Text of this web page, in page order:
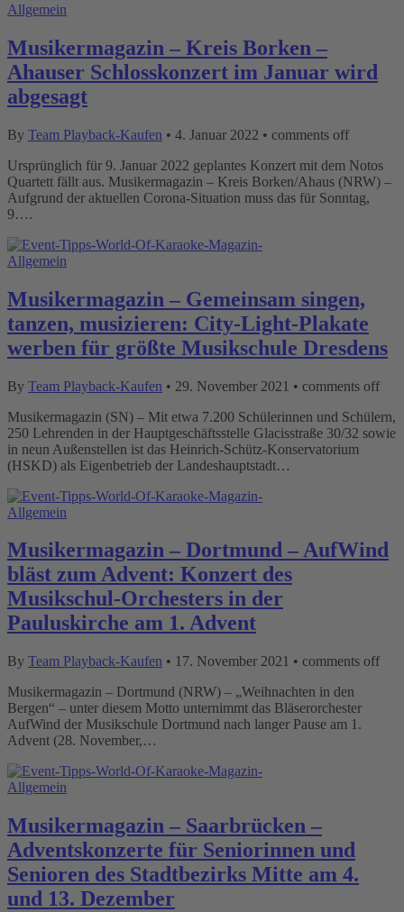
Allgemein
Musikermagazin – Kreis Borken –
Ahauser Schlosskonzert im Januar wird
abgesagt
By Team Playback-Kaufen • 4. Januar 2022 • comments off
Ursprünglich für 9. Januar 2022 geplantes Konzert mit dem Notos
Quartett fällt aus. Musikermagazin – Kreis Borken/Ahaus (NRW) –
Aufgrund der aktuellen Corona-Situation muss das für Sonntag,
9….
Allgemein
Musikermagazin – Gemeinsam singen,
tanzen, musizieren: City-Light-Plakate
werben für größte Musikschule Dresdens
By Team Playback-Kaufen • 29. November 2021 • comments off
Musikermagazin (SN) – Mit etwa 7.200 Schülerinnen und Schülern,
250 Lehrenden in der Hauptgeschäftsstelle Glacisstraße 30/32 sowie
in neun Außenstellen ist das Heinrich-Schütz-Konservatorium
(HSKD) als Eigenbetrieb der Landeshauptstadt…
Allgemein
Musikermagazin – Dortmund – AufWind
bläst zum Advent: Konzert des
Musikschul-Orchesters in der
Pauluskirche am 1. Advent
By Team Playback-Kaufen • 17. November 2021 • comments off
Musikermagazin – Dortmund (NRW) – „Weihnachten in den
Bergen“ – unter diesem Motto unternimmt das Bläserorchester
AufWind der Musikschule Dortmund nach langer Pause am 1.
Advent (28. November,…
Allgemein
Musikermagazin – Saarbrücken –
Adventskonzerte für Seniorinnen und
Senioren des Stadtbezirks Mitte am 4.
und 13. Dezember